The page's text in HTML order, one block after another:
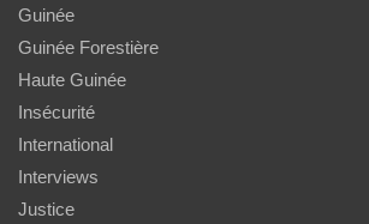
Guinée
Guinée Forestière
Haute Guinée
Insécurité
International
Interviews
Justice